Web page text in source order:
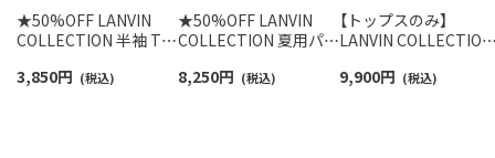
★50%OFF LANVIN
COLLECTION 半袖 Tシ
杢無地 シーズンロゴ 綿
3,850円 (税込)
★50%OFF LANVIN
COLLECTION 夏用パジ
イズ】先染め 天竺杢ボ
8,250円 (税込)
【トップスのみ】
LANVIN COLLECTION
結天竺 バイカラー 無
9,900円 (税込)